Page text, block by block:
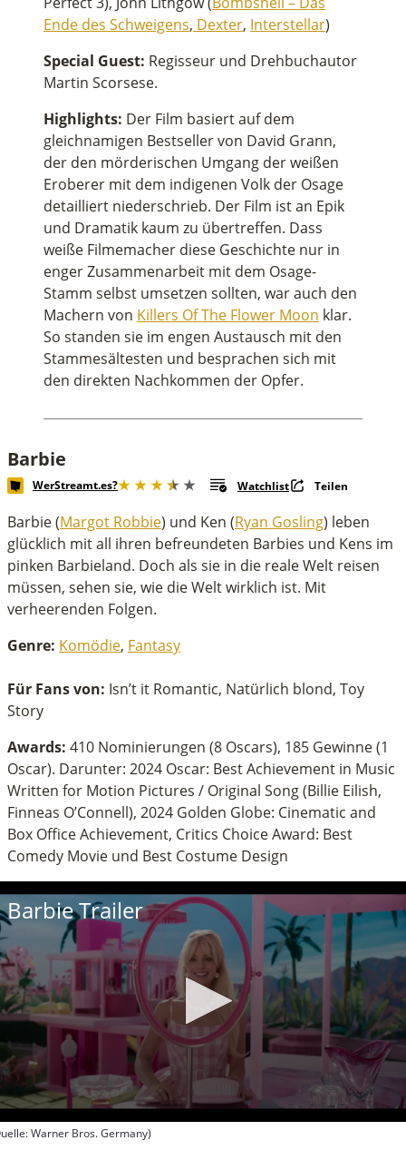
Ende des Schweigens, Dexter, Interstellar)
Special Guest: Regisseur und Drehbuchautor
Martin Scorsese.
Highlights: Der Film basiert auf dem
gleichnamigen Bestseller von David Grann,
der den mörderischen Umgang der weißen
Eroberer mit dem indigenen Volk der Osage
detailliert niederschrieb. Der Film ist an Epik
und Dramatik kaum zu übertreffen. Dass
weiße Filmemacher diese Geschichte nur in
enger Zusammenarbeit mit dem Osage-
Stamm selbst umsetzen sollten, war auch den
Machern von Killers Of The Flower Moon klar.
So standen sie im engen Austausch mit den
Stammesältesten und besprachen sich mit
den direkten Nachkommen der Opfer.
Barbie
WerStreamt.es? Watchlist Teilen
Barbie (Margot Robbie) und Ken (Ryan Gosling) leben
glücklich mit all ihren befreundeten Barbies und Kens im
pinken Barbieland. Doch als sie in die reale Welt reisen
müssen, sehen sie, wie die Welt wirklich ist. Mit
verheerenden Folgen.
Genre: Komödie, Fantasy
Für Fans von: Isn’t it Romantic, Natürlich blond, Toy
Story
Awards: 410 Nominierungen (8 Oscars), 185 Gewinne (1
Oscar). Darunter: 2024 Oscar: Best Achievement in Music
Written for Motion Pictures / Original Song (Billie Eilish,
Finneas O’Connell), 2024 Golden Globe: Cinematic and
Box Office Achievement, Critics Choice Award: Best
Comedy Movie und Best Costume Design
Barbie Trailer
Warner Bros. Germany)